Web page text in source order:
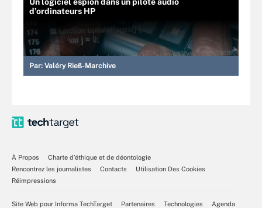
d’ordinateurs HP
Par: Valéry Rieß-Marchive
À Propos
Charte d’éthique et de déontologie
Rencontrez les journalistes
Contacts
Utilisation Des Cookies
Réimpressions
Site Web pour Informa TechTarget Partenaires Technologies
Agenda